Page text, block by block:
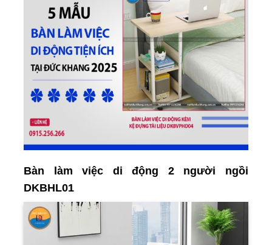
Bàn làm việc di động 2 người ngồi
DKBHL01